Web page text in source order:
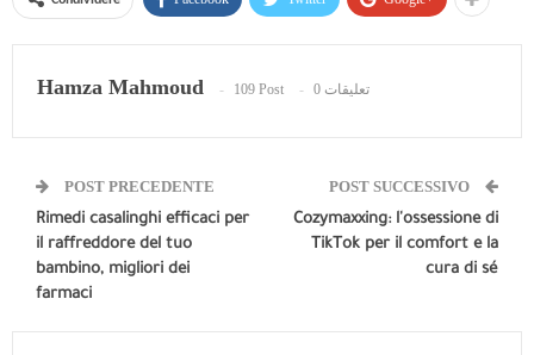
Hamza Mahmoud 109 Post 0 تعليقات
POST PRECEDENTE
Rimedi casalinghi efficaci per
il raffreddore del tuo
bambino, migliori dei
farmaci
POST SUCCESSIVO
Cozymaxxing: l'ossessione di
TikTok per il comfort e la
cura di sé